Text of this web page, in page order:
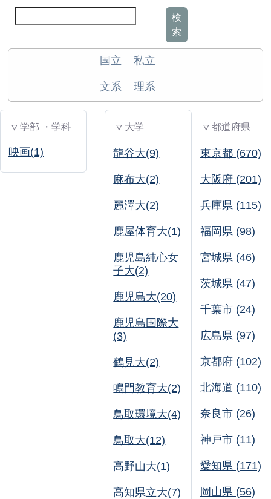
検
索
国立 私立
文系 理系
▽ 学部 ・学科
映画(1)
▽ 大学
龍谷大(9)
麻布大(2)
麗澤大(2)
鹿屋体育大(1)
鹿児島純心女
子大(2)
鹿児島大(20)
鹿児島国際大
(3)
鶴見大(2)
鳴門教育大(2)
鳥取環境大(4)
鳥取大(12)
高野山大(1)
高知県立大(7)
▽ 都道府県
東京都 (670)
大阪府 (201)
兵庫県 (115)
福岡県 (98)
宮城県 (46)
茨城県 (47)
千葉市 (24)
広島県 (97)
京都府 (102)
北海道 (110)
奈良市 (26)
神戸市 (11)
愛知県 (171)
岡山県 (56)